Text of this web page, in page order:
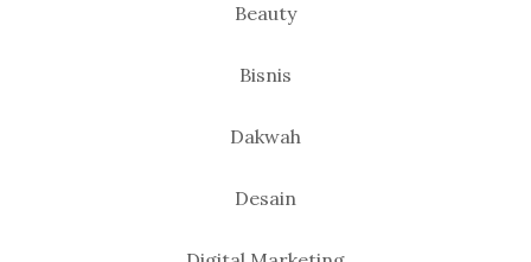
Beauty
Bisnis
Dakwah
Desain